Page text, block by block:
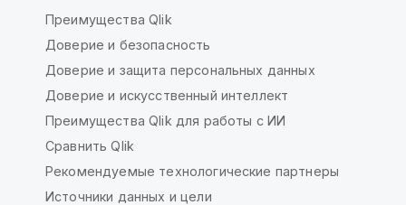
Преимущества Qlik
Доверие и безопасность
Доверие и защита персональных данных
Доверие и искусственный интеллект
Преимущества Qlik для работы с ИИ
Сравнить Qlik
Рекомендуемые технологические партнеры
Источники данных и цели